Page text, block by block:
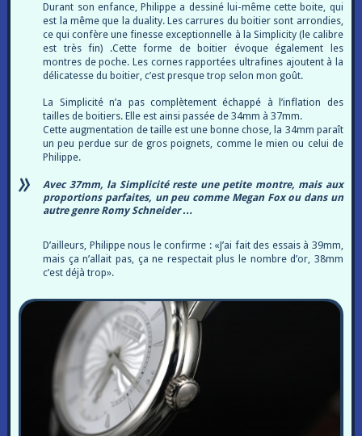
Durant son enfance, Philippe a dessiné lui-même cette boite, qui
est la même que la duality. Les carrures du boitier sont arrondies,
ce qui confère une finesse exceptionnelle à la Simplicity (le calibre
est très fin) .Cette forme de boitier évoque également les
montres de poche. Les cornes rapportées ultrafines ajoutent à la
délicatesse du boitier, c’est presque trop selon mon goût.
La Simplicité n’a pas complètement échappé à l’inflation des
tailles de boitiers. Elle est ainsi passée de 34mm à 37mm.
Cette augmentation de taille est une bonne chose, la 34mm paraît
un peu perdue sur de gros poignets, comme le mien ou celui de
Philippe.
Avec 37mm, la Simplicité reste une petite montre, mais aux
proportions parfaites, un peu comme Megan Fox ou dans un
autre genre Romy Schneider …
D’ailleurs, Philippe nous le confirme : «J’ai fait des essais à 39mm,
mais ça n’allait pas, ça ne respectait plus le nombre d’or, 38mm
c’est déjà trop».